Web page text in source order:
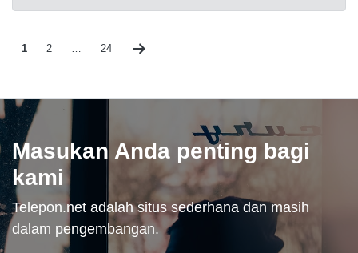
1 2 … 24
Masukan Anda penting bagi
kami
Telepon.net adalah situs sederhana dan masih
dalam pengembangan.